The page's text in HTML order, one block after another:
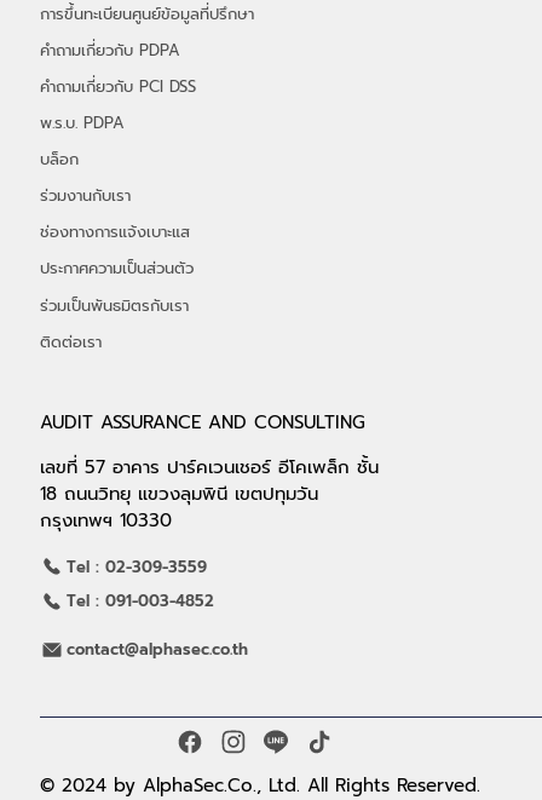
AUDIT ASSURANCE AND CONSULTING
เลขที่ 57 อาคาร ปาร์คเวนเชอร์ อีโคเพล็ก ชั้น
18 ถนนวิทยุ แขวงลุมพินี เขตปทุมวัน
กรุงเทพฯ 10330
contact@alphasec.co.th
Tel : 02-309-3559
Tel : 091-003-4852
การขึ้นทะเบียนศูนย์ข้อมูลที่ปรึกษา
คำถามเกี่ยวกับ PDPA
คำถามเกี่ยวกับ PCI DSS
พ.ร.บ. PDPA
บล็อก
ร่วมงานกับเรา
ช่องทางการแจ้งเบาะแส
ประกาศความเป็นส่วนตัว
ร่วมเป็นพันธมิตรกับเรา
ติดต่อเรา
© 2024 by AlphaSec.Co., Ltd. All Rights Reserved.